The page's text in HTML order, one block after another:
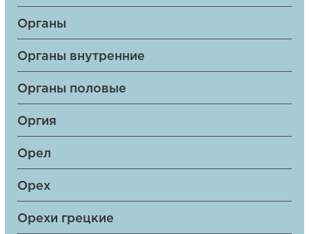
Органы
Органы внутренние
Органы половые
Оргия
Орел
Орех
Орехи грецкие